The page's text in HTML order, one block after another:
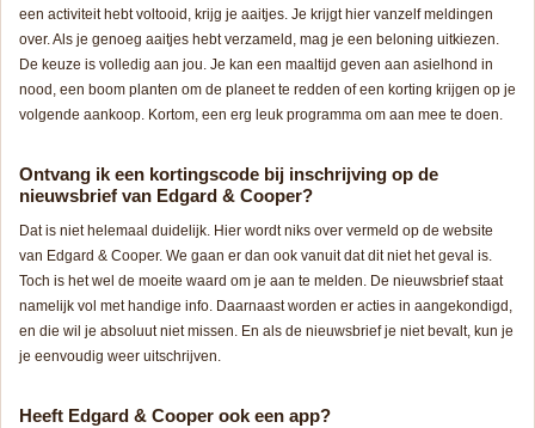
een activiteit hebt voltooid, krijg je aaitjes. Je krijgt hier vanzelf meldingen
over. Als je genoeg aaitjes hebt verzameld, mag je een beloning uitkiezen.
De keuze is volledig aan jou. Je kan een maaltijd geven aan asielhond in
nood, een boom planten om de planeet te redden of een korting krijgen op je
volgende aankoop. Kortom, een erg leuk programma om aan mee te doen.
Ontvang ik een kortingscode bij inschrijving op de
nieuwsbrief van Edgard & Cooper?
Dat is niet helemaal duidelijk. Hier wordt niks over vermeld op de website
van Edgard & Cooper. We gaan er dan ook vanuit dat dit niet het geval is.
Toch is het wel de moeite waard om je aan te melden. De nieuwsbrief staat
namelijk vol met handige info. Daarnaast worden er acties in aangekondigd,
en die wil je absoluut niet missen. En als de nieuwsbrief je niet bevalt, kun je
je eenvoudig weer uitschrijven.
Heeft Edgard & Cooper ook een app?